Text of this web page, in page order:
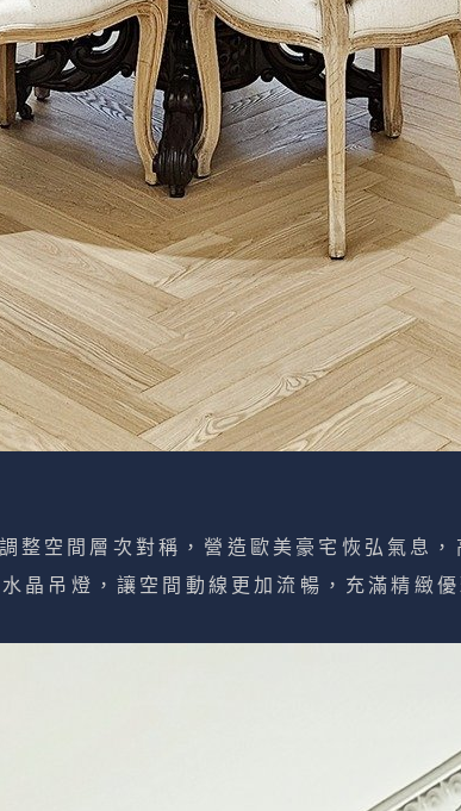
空間層次對稱，營造歐美豪宅恢弘氣息，
晶吊燈，讓空間動線更加流暢，充滿精緻